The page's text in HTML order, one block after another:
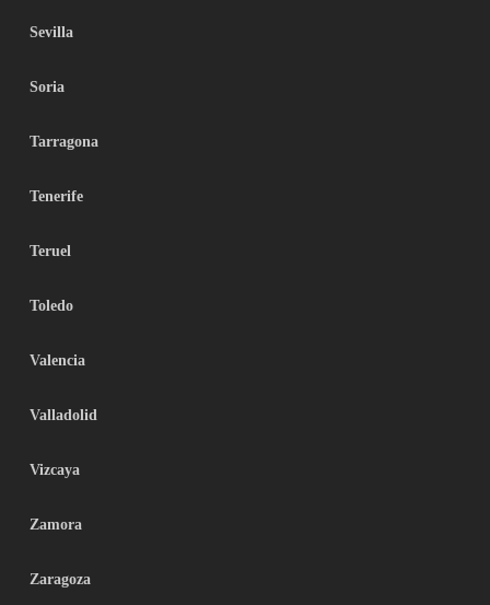
Sevilla
Soria
Tarragona
Tenerife
Teruel
Toledo
Valencia
Valladolid
Vizcaya
Zamora
Zaragoza